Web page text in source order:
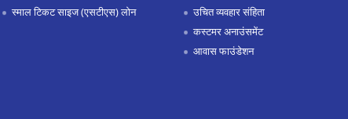
स्माल टिकट साइज (एसटीएस) लोन
उचित व्यवहार संहिता
कस्टमर अनाउंसमेंट
आवास फाउंडेशन